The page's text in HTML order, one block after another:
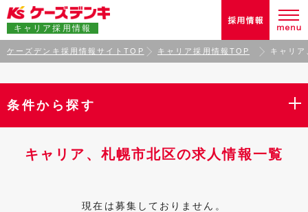
キャリア採用情報
ケーズデンキ採用情報サイトTOP キャリア採用情報TOP キャリ
条件から探す
キャリア、札幌市北区の求人情報一覧
現在は募集しておりません。